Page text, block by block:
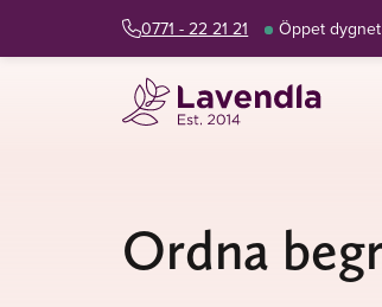
0771 - 22 21 21 Öppet
Ordna